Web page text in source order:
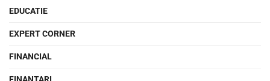
EDUCATIE
EXPERT CORNER
FINANCIAL